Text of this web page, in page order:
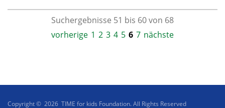
Suchergebnisse 51 bis 60 von 68
vorherige 1 2 3 4 5 6 7 nächste
Copyright © 2026 TIME for kids Foundation. All Rights Reserved